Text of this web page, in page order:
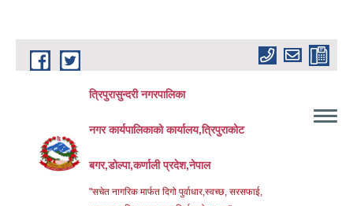
Skip to main content
त्रिपुरासुन्दरी नगरपालिका
नगर कार्यपालिकाको कार्यालय,त्रिपुराकोट
बगर,डोल्पा,कर्णाली प्रदेश,नेपाल
"सचेत नागरिक मार्फत दिगो पुर्वाधार,स्वच्छ, सरसफाई,